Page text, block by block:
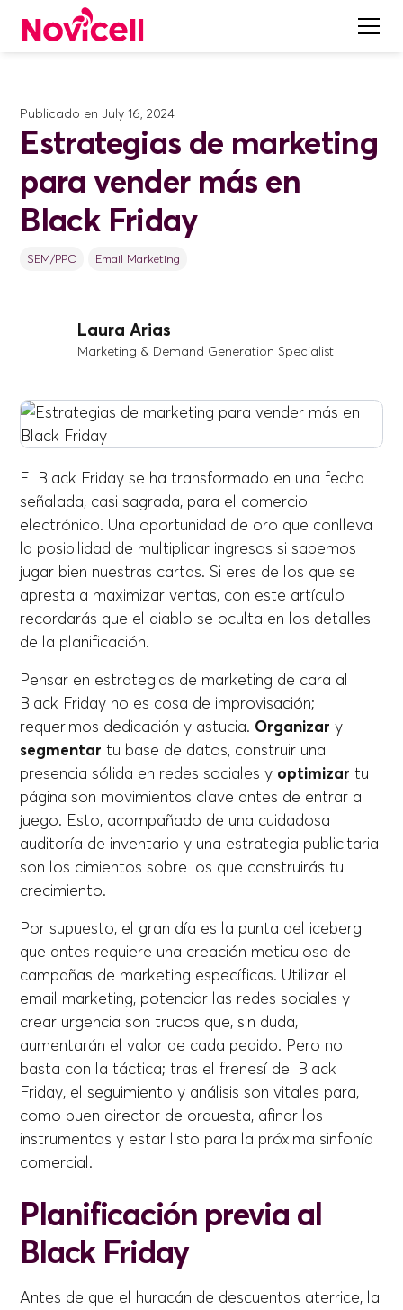
Publicado en July 16, 2024
Estrategias de marketing
para vender más en
Black Friday
SEM/PPC Email Marketing
Laura Arias
Marketing & Demand Generation Specialist
El Black Friday se ha transformado en una fecha
señalada, casi sagrada, para el comercio
electrónico. Una oportunidad de oro que conlleva
la posibilidad de multiplicar ingresos si sabemos
jugar bien nuestras cartas. Si eres de los que se
apresta a maximizar ventas, con este artículo
recordarás que el diablo se oculta en los detalles
de la planificación.
Pensar en estrategias de marketing de cara al
Black Friday no es cosa de improvisación;
requerimos dedicación y astucia. Organizar y
segmentar tu base de datos, construir una
presencia sólida en redes sociales y optimizar tu
página son movimientos clave antes de entrar al
juego. Esto, acompañado de una cuidadosa
auditoría de inventario y una estrategia publicitaria
son los cimientos sobre los que construirás tu
crecimiento.
Por supuesto, el gran día es la punta del iceberg
que antes requiere una creación meticulosa de
campañas de marketing específicas. Utilizar el
email marketing, potenciar las redes sociales y
crear urgencia son trucos que, sin duda,
aumentarán el valor de cada pedido. Pero no
basta con la táctica; tras el frenesí del Black
Friday, el seguimiento y análisis son vitales para,
como buen director de orquesta, afinar los
instrumentos y estar listo para la próxima sinfonía
comercial.
Planificación previa al
Black Friday
Antes de que el huracán de descuentos aterrice, la